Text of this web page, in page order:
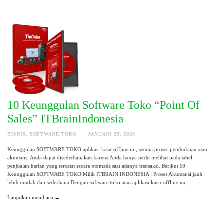
10 Keunggulan Software Toko “Point Of
Sales” ITBrainIndonesia
BISNIS, SOFTWARE TOKO · JANUARI 29, 2020
Keunggulan SOFTWARE TOKO aplikasi kasir offline ini, semua proses pembukuan atau
akuntansi Anda dapat disederhanakan karena Anda hanya perlu melihat pada tabel
penjualan harian yang tercatat secara otomatis saat adanya transaksi. Berikut 10
Keunggulan SOFTWARE TOKO Milik ITBRAIN INDONESIA : Proses Akuntansi jauh
lebih mudah dan sederhana Dengan software toko atau aplikasi kasir offline ini, …
Lanjutkan membaca →